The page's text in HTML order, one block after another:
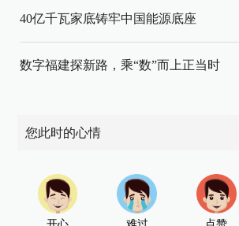
40亿千瓦家底铸牢中国能源底座
数字福建探新路，乘“数”而上正当时
您此时的心情